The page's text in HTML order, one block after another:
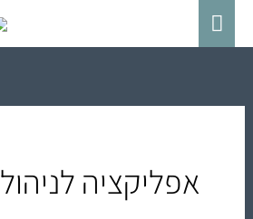
תפריט
אפליקציה לניהול